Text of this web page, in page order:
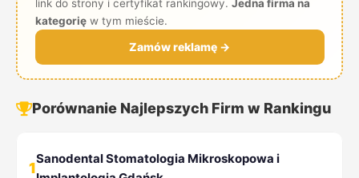
link do strony i certyfikat rankingowy. Jedna firma na
kategorięw tym mieście.
Zamów reklamę →
Porównanie Najlepszych Firm w Rankingu
1